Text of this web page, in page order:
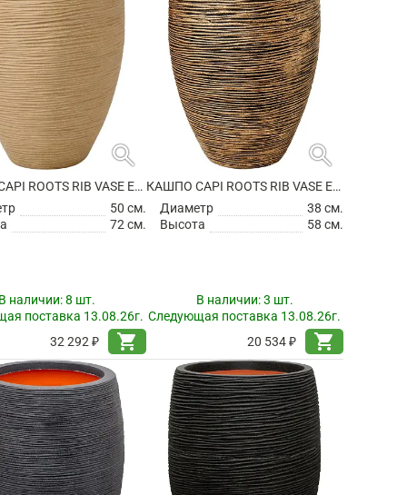
search
КАШПО CAPI ROOTS RIB VASE ELEGANT DELUXE BEIGE
50 см.
72 см.
наличии:8 шт.
поставка 13.08.26г.
32 292 ₽
shopping_cart
search
КАШПО CAPI ROOTS RIB VASE ELEGANT DELUXE BLACK GOLD
Диаметр
38 см.
Высота
58 см.
В наличии:3 шт.
Следующая поставка 13.08.26г.
20 534 ₽
shopping_cart